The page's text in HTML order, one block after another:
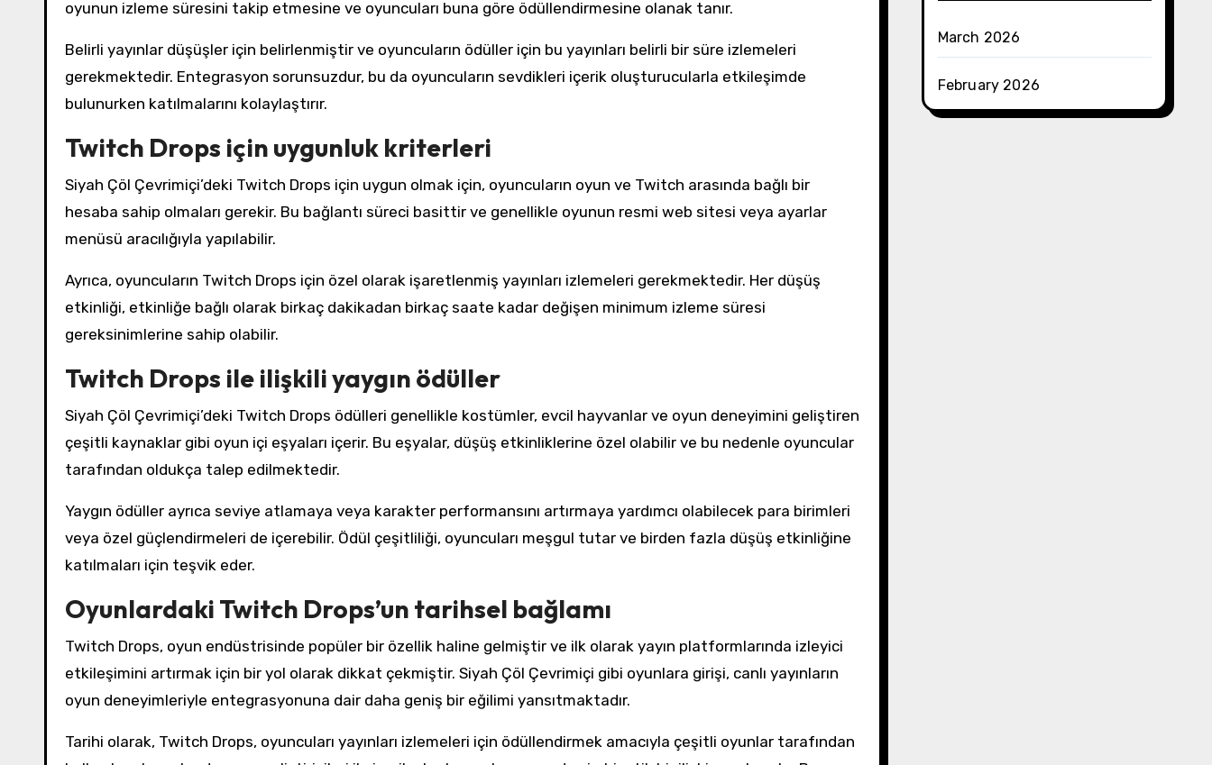
oyunun izleme süresini takip etmesine ve oyuncuları buna göre ödüllendirmesine olanak tanır.
Belirli yayınlar düşüşler için belirlenmiştir ve oyuncuların ödüller için bu yayınları belirli bir süre izlemeleri
gerekmektedir. Entegrasyon sorunsuzdur, bu da oyuncuların sevdikleri içerik oluşturucularla etkileşimde
bulunurken katılmalarını kolaylaştırır.
Twitch Drops için uygunluk kriterleri
Siyah Çöl Çevrimiçi’deki Twitch Drops için uygun olmak için, oyuncuların oyun ve Twitch arasında bağlı bir
hesaba sahip olmaları gerekir. Bu bağlantı süreci basittir ve genellikle oyunun resmi web sitesi veya ayarlar
menüsü aracılığıyla yapılabilir.
Ayrıca, oyuncuların Twitch Drops için özel olarak işaretlenmiş yayınları izlemeleri gerekmektedir. Her düşüş
etkinliği, etkinliğe bağlı olarak birkaç dakikadan birkaç saate kadar değişen minimum izleme süresi
gereksinimlerine sahip olabilir.
Twitch Drops ile ilişkili yaygın ödüller
Siyah Çöl Çevrimiçi’deki Twitch Drops ödülleri genellikle kostümler, evcil hayvanlar ve oyun deneyimini geliştiren
çeşitli kaynaklar gibi oyun içi eşyaları içerir. Bu eşyalar, düşüş etkinliklerine özel olabilir ve bu nedenle oyuncular
tarafından oldukça talep edilmektedir.
Yaygın ödüller ayrıca seviye atlamaya veya karakter performansını artırmaya yardımcı olabilecek para birimleri
veya özel güçlendirmeleri de içerebilir. Ödül çeşitliliği, oyuncuları meşgul tutar ve birden fazla düşüş etkinliğine
katılmaları için teşvik eder.
Oyunlardaki Twitch Drops’un tarihsel bağlamı
Twitch Drops, oyun endüstrisinde popüler bir özellik haline gelmiştir ve ilk olarak yayın platformlarında izleyici
etkileşimini artırmak için bir yol olarak dikkat çekmiştir. Siyah Çöl Çevrimiçi gibi oyunlara girişi, canlı yayınların
oyun deneyimleriyle entegrasyonuna dair daha geniş bir eğilimi yansıtmaktadır.
Tarihi olarak, Twitch Drops, oyuncuları yayınları izlemeleri için ödüllendirmek amacıyla çeşitli oyunlar tarafından
March 2026
February 2026